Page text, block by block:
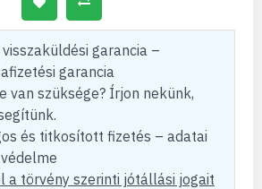
garancia –
garancia
van szüksége? Írjon nekünk,
és titkosított fizetés – adatai
a törvény szerinti jótállási jogait